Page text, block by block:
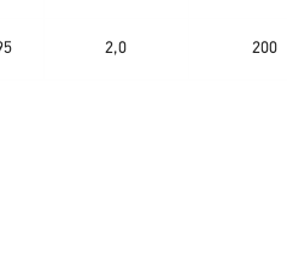
2,0 200